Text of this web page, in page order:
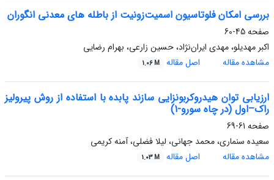
بررسی امکان فلوتاسیون اسمیت‌زونیت از باطله های معدنی انگوران
صفحه45-60
اکبر مهدیلو، مهدی ایران‌نژاد، حسین زارعی، بهرام رضایی
مشاهده مقاله
اصل مقاله 1.06 M
ارزیابی توان هیدروکربونزایی سازند پابده با استفاده از روش پیرولیز
راک–اول (در چاه سورو-1)
صفحه 61-69
سعیده سنماری، محمد جهانی، لیلا فضلی، آمنه کریمی
مشاهده مقاله
اصل مقاله 1.03 M